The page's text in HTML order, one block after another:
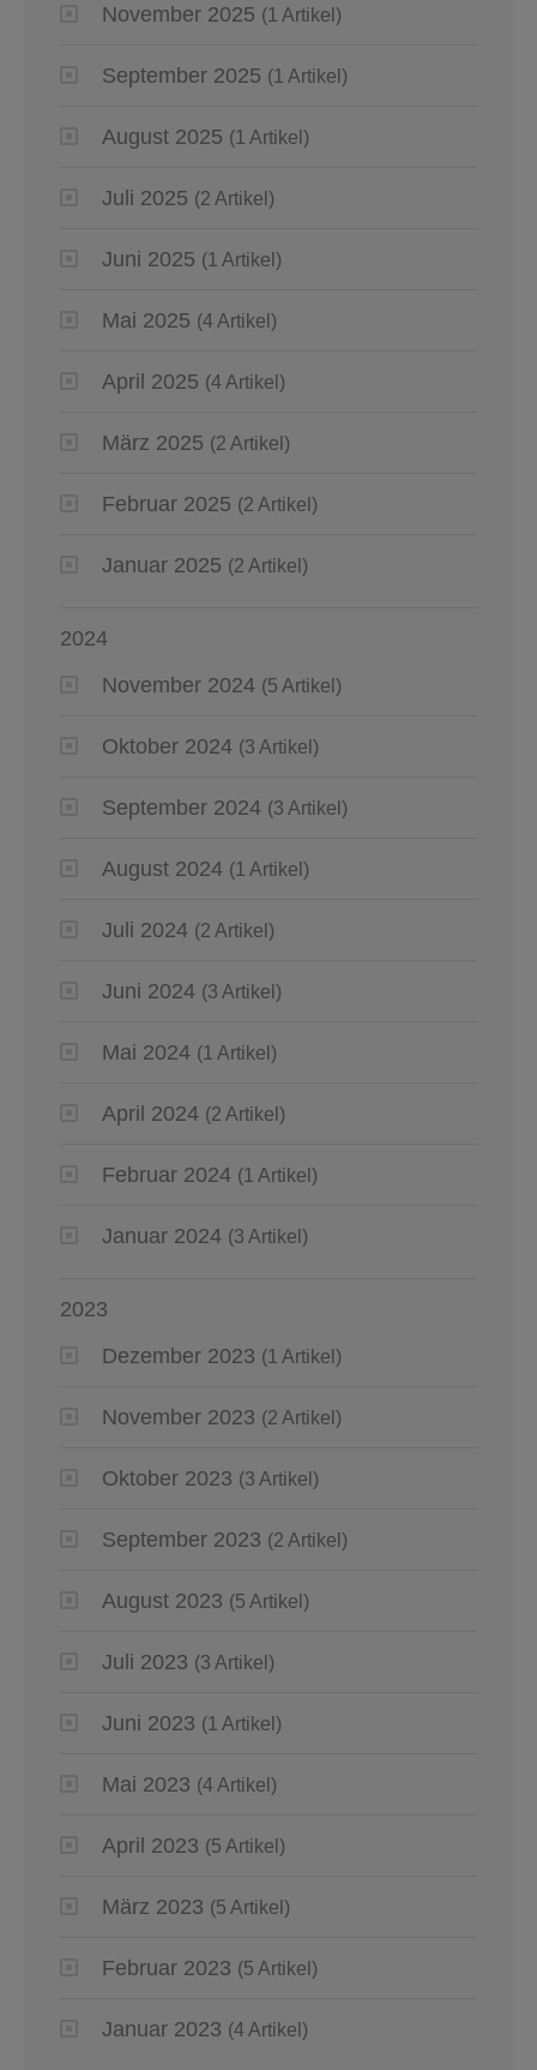
November 2025 (1 Artikel)
September 2025 (1 Artikel)
August 2025 (1 Artikel)
Juli 2025 (2 Artikel)
Juni 2025 (1 Artikel)
Mai 2025 (4 Artikel)
April 2025 (4 Artikel)
März 2025 (2 Artikel)
Februar 2025 (2 Artikel)
Januar 2025 (2 Artikel)
2024
November 2024 (5 Artikel)
Oktober 2024 (3 Artikel)
September 2024 (3 Artikel)
August 2024 (1 Artikel)
Juli 2024 (2 Artikel)
Juni 2024 (3 Artikel)
Mai 2024 (1 Artikel)
April 2024 (2 Artikel)
Februar 2024 (1 Artikel)
Januar 2024 (3 Artikel)
2023
Dezember 2023 (1 Artikel)
November 2023 (2 Artikel)
Oktober 2023 (3 Artikel)
September 2023 (2 Artikel)
August 2023 (5 Artikel)
Juli 2023 (3 Artikel)
Juni 2023 (1 Artikel)
Mai 2023 (4 Artikel)
April 2023 (5 Artikel)
März 2023 (5 Artikel)
Februar 2023 (5 Artikel)
Januar 2023 (4 Artikel)